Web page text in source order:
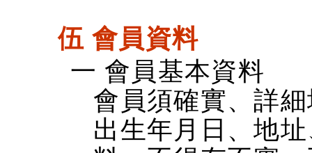
伍 會員資料
一 會員基本資料
會員須確實、詳
出生年月日、地